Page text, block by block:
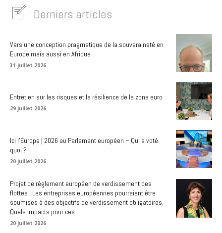
Derniers articles
Vers une conception pragmatique de la souveraineté en
Europe mais aussi en Afrique …
31 juillet 2026
Entretien sur les risques et la résilience de la zone euro
29 juillet 2026
Ici l’Europe | 2026 au Parlement européen – Qui a voté
quoi ?
20 juillet 2026
Projet de règlement européen de verdissement des
flottes : Les entreprises européennes pourraient être
soumises à des objectifs de verdissement obligatoires.
Quels impacts pour ces...
20 juillet 2026